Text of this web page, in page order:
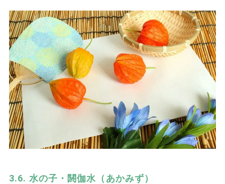
水の子・閼伽水（あかみず）